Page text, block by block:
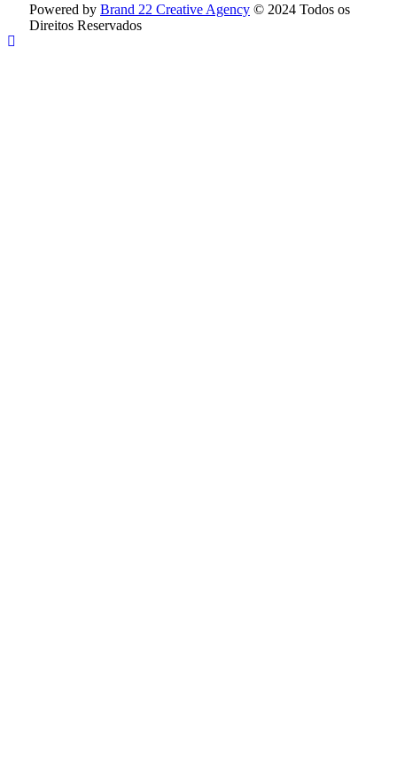
Powered by Brand 22 Creative Agency © 2024 Todos os
Direitos Reservados